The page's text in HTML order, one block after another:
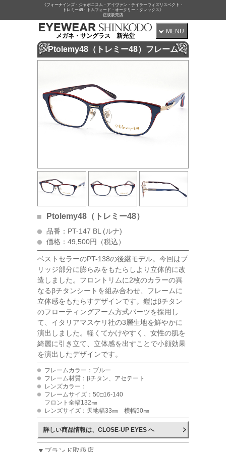
《フォーナインズ・ジャポニスム・アイヴァン・テイラーウィズリスペクト・
トレミー48・トムフォード・オークリー・タレックス》
正規販売店
メガネ・サングラス 新光堂
MENU
Ptolemy48（トレミー48）フレーム
Ptolemy48（トレミー48）
品番：PT-147 BL (ルナ)
価格：49,500円（税込）
ベストセラーのPT-138の後継モデル。今回はブ
リッジ部分に膨らみをもたらしより立体的に改
造しました。フロントリムに2枚のカラーの異
なるβチタンシートを組み合わせ、フレームに
立体感をもたらすデザインです。鎧はβチタン
のフローティングアーム方式パーツを採用し
て、イタリアマスケリ社の3層生地を鮮やかに
演出しました。軽くてかけやすく、女性の肌を
綺麗に引き立て、立体感を出すことで小顔効果
を演出したデザインです。
フレームカラー：ブルー
フレーム材質：βチタン、アセテート
レンズカラー：
フレームサイズ：50□16-140
フロント全幅132㎜
レンズサイズ：天地幅33㎜ 横幅50㎜
詳しい商品情報は、CLOSE-UP EYES へ
▼ブランド取扱店